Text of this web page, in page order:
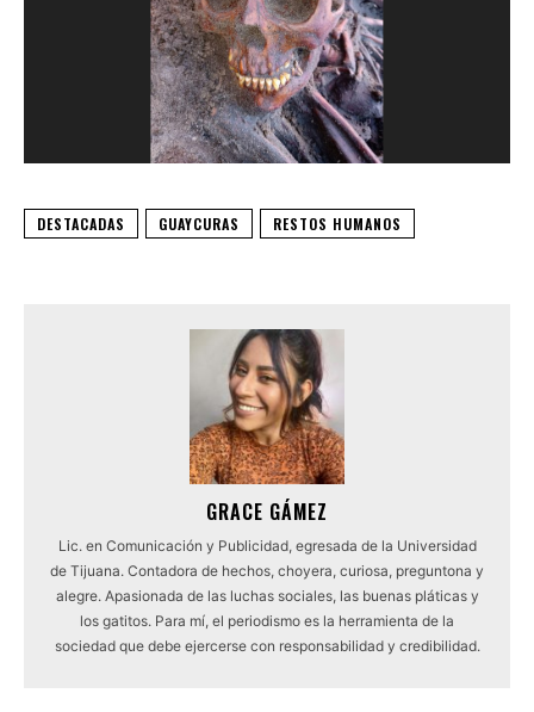
DESTACADAS GUAYCURAS RESTOS HUMANOS
GRACE GÁMEZ
Lic. en Comunicación y Publicidad, egresada de la Universidad
de Tijuana. Contadora de hechos, choyera, curiosa, preguntona y
alegre. Apasionada de las luchas sociales, las buenas pláticas y
los gatitos. Para mí, el periodismo es la herramienta de la
sociedad que debe ejercerse con responsabilidad y credibilidad.